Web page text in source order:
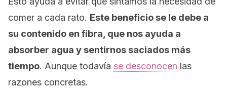
comer a cada rato. Este beneficio se le debe a
su contenido en fibra, que nos ayuda a
absorber agua y sentirnos saciados más
tiempo. Aunque todavía se desconocen las
razones concretas.